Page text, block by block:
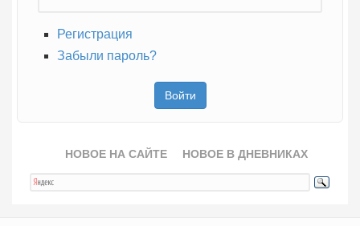
Регистрация
Забыли пароль?
НОВОЕ НА САЙТЕ НОВОЕ В ДНЕВНИКАХ